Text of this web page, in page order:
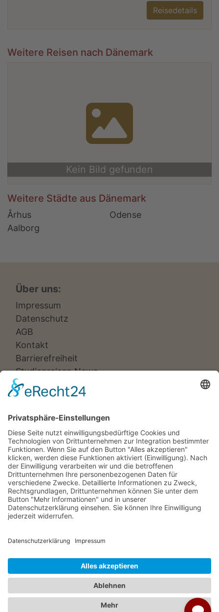
Reisedetails
Weitere Reisen nach Dänemark
Kein Bild gefunden
Weitere Städte aus Dänemark
Århus
Odense
Aalborg
Über uns:
Impressum
Datenschutz
AGB
Kontakt
Barrierefreiheit
Studienreisen News
Veranstalter:
Ameropa Reisen
Bavaria Fernreisen
Berge & Meer
Gebeco
Hauser exkursionen
Meiers Weltreisen
Nicko Cruises
SKR
Studiosus
Studiosus Kultimer
© Studienreisen.de 2026